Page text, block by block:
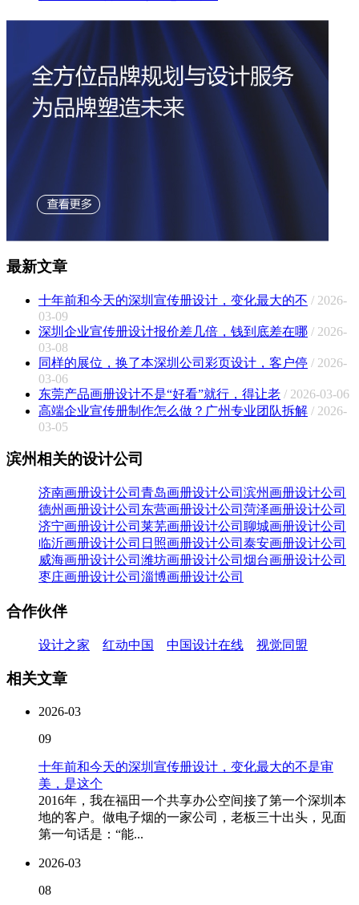
最新文章
十年前和今天的深圳宣传册设计，变化最大的不 / 2026-
03-09
深圳企业宣传册设计报价差几倍，钱到底差在哪 / 2026-
03-08
同样的展位，换了本深圳公司彩页设计，客户停 / 2026-
03-06
东莞产品画册设计不是“好看”就行，得让老 / 2026-03-06
高端企业宣传册制作怎么做？广州专业团队拆解 / 2026-
03-05
滨州相关的设计公司
济南画册设计公司 青岛画册设计公司 滨州画册设计公司
德州画册设计公司 东营画册设计公司 菏泽画册设计公司
济宁画册设计公司 莱芜画册设计公司 聊城画册设计公司
临沂画册设计公司 日照画册设计公司 泰安画册设计公司
威海画册设计公司 潍坊画册设计公司 烟台画册设计公司
枣庄画册设计公司 淄博画册设计公司
合作伙伴
设计之家 红动中国 中国设计在线 视觉同盟
相关文章
2026-03
09
十年前和今天的深圳宣传册设计，变化最大的不是审
美，是这个
2016年，我在福田一个共享办公空间接了第一个深圳本
地的客户。做电子烟的一家公司，老板三十出头，见面
第一句话是：“能...
2026-03
08